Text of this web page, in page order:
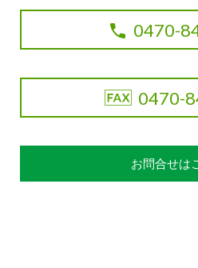
0470-
0470-
お問合せは